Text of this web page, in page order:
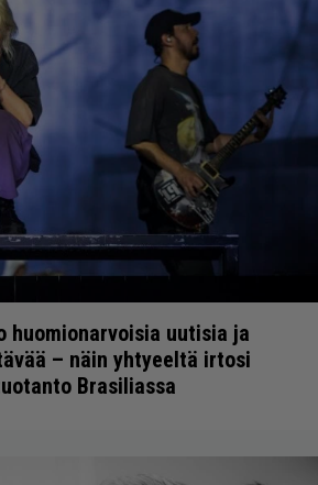
huomionarvoisia uutisia ja
– näin yhtyeeltä irtosi
Brasiliassa